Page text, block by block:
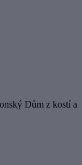
Dům z kostí a